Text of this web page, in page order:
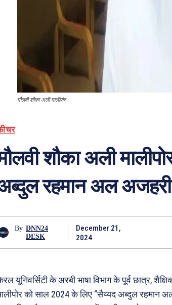
मौलवी शौका अली मालीपोर
शौका अली
रहमान अल अजहरी
By DNN24
DESK
December 21,
2024
यूनिवर्सिटी के अरबी भाषा विभाग के पूर्व छात्र,
को साल 2024 के लिए “सैय्यद अब्दुल रहमान